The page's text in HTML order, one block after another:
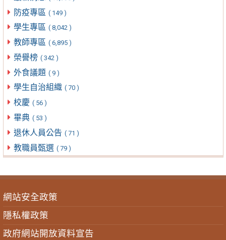
防疫專區 ( 149 )
學生專區 ( 8,042 )
教師專區 ( 6,895 )
榮譽榜 ( 342 )
外食議題 ( 9 )
學生自治組織 ( 70 )
校慶 ( 56 )
畢典 ( 53 )
退休人員公告 ( 71 )
教職員甄選 ( 79 )
網站安全政策
隱私權政策
政府網站開放資料宣告